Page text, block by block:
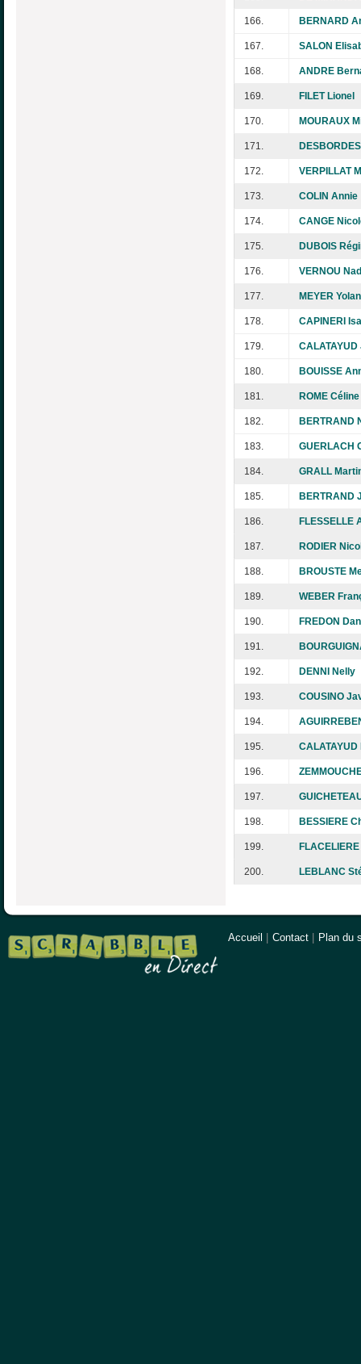
166. BERNARD
167. SALON
168. ANDRE
169. FILET Lionel
170. MOURAUX
171.
172. VERPILLAT
173. COLIN Annie
174. CANGE
175. DUBOIS
176. VERNOU
177. MEYER
178. CAPINERI
179.
180. BOUISSE
181. ROME
182. BERTRAND
183. GUERLACH
184. GRALL
185. BERTRAND
186. FLESSELLE
187. RODIER
188. BROUSTE
189. WEBER
190. FREDON
191.
192. DENNI Nelly
193. COUSINO
194.
195. CALATAYUD
196.
197.
198. BESSIERE
199.
200. LEBLANC
Accueil Contact Plan du